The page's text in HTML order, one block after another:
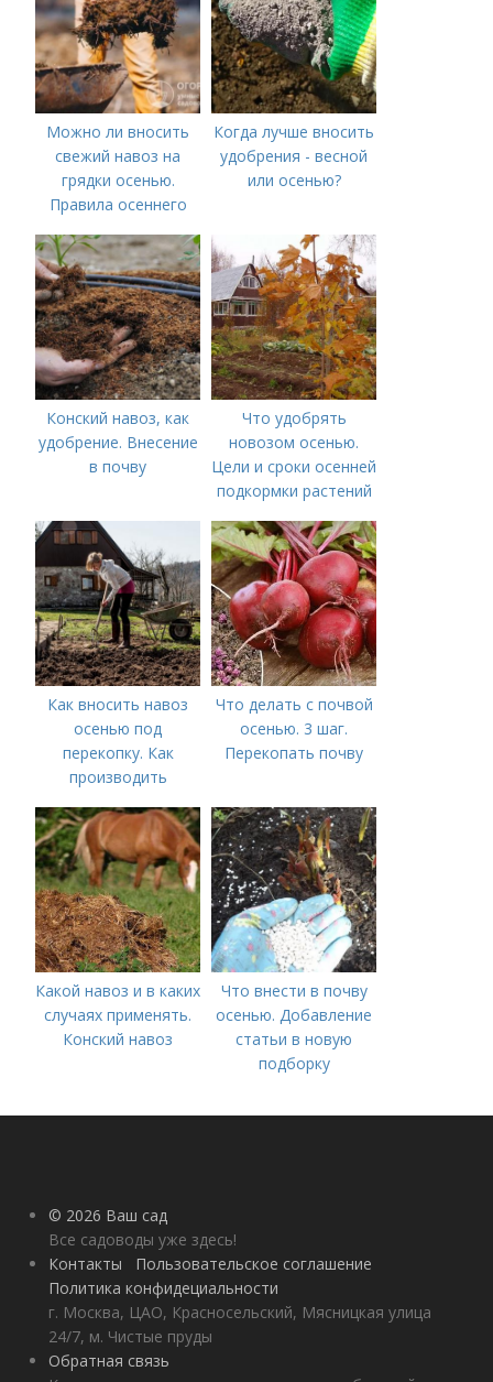
Можно ли вносить
свежий навоз на
грядки осенью.
Правила осеннего
Когда лучше вносить
удобрения - весной
или осенью?
Конский навоз, как
удобрение. Внесение
в почву
Что удобрять
новозом осенью.
Цели и сроки осенней
подкормки растений
Как вносить навоз
осенью под
перекопку. Как
производить
Что делать с почвой
осенью. 3 шаг.
Перекопать почву
Какой навоз и в каких
случаях применять.
Конский навоз
Что внести в почву
осенью. Добавление
статьи в новую
подборку
© 2026 Ваш сад
Все садоводы уже здесь!
Контакты
Пользовательское соглашение
Политика конфидециальности
г. Москва, ЦАО, Красносельский, Мясницкая улица
24/7, м. Чистые пруды
Обратная связь